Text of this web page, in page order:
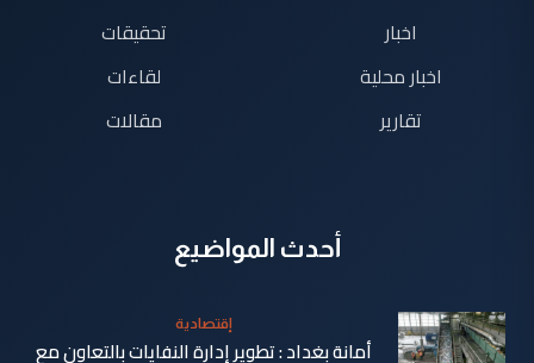
اخبار
اخبار محلية
تقارير
تحقيقات
لقاءات
مقالات
أحدث المواضيع
إقتصادية
أمانة بغداد : تطوير إدارة النفايات بالتعاون مع